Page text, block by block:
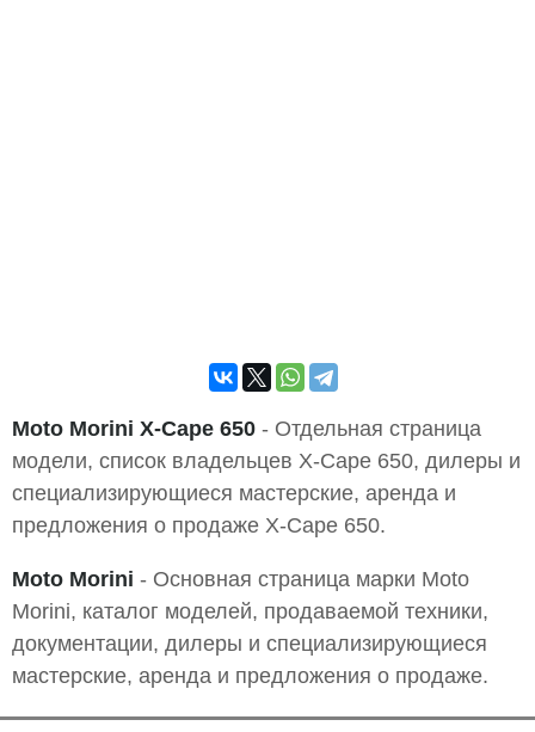
Moto Morini X-Cape 650 - Отдельная страница
модели, список владельцев X-Cape 650, дилеры и
специализирующиеся мастерские, аренда и
предложения о продаже X-Cape 650.
Moto Morini - Основная страница марки Moto
Morini, каталог моделей, продаваемой техники,
документации, дилеры и специализирующиеся
мастерские, аренда и предложения о продаже.